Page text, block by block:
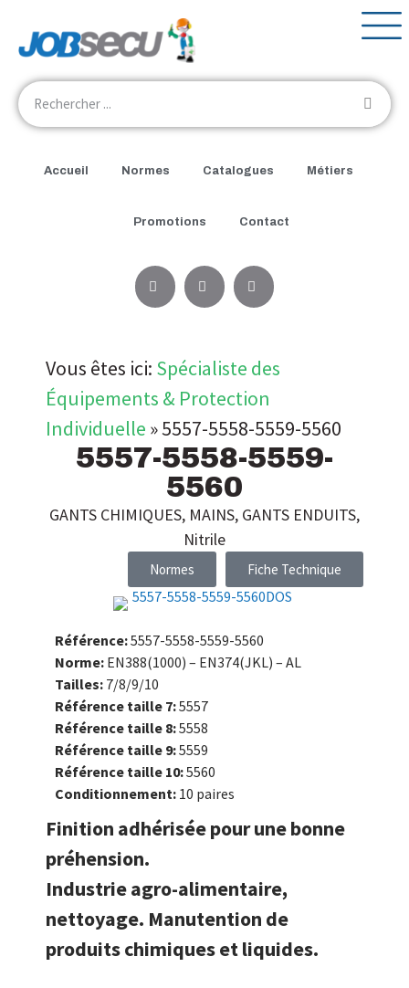
Accueil Normes Catalogues Métiers
Promotions Contact
Vous êtes ici: Spécialiste des
Équipements & Protection
Individuelle »5557-5558-5559-5560
5557-5558-5559-
5560
GANTS CHIMIQUES, MAINS, GANTS ENDUITS,
Nitrile
Normes Fiche Technique
Référence:5557-5558-5559-5560
Norme: EN388(1000) – EN374(JKL) – AL
Tailles: 7/8/9/10
Référence taille 7:5557
Référence taille 8:5558
Référence taille 9:5559
Référence taille 10:5560
Conditionnement: 10 paires
Finition adhérisée pour une bonne
préhension.
Industrie agro-alimentaire,
nettoyage. Manutention de
produits chimiques et liquides.